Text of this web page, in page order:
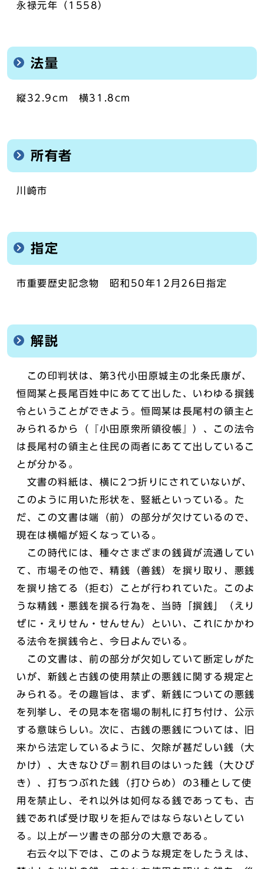
永禄元年（1558）
法量
縦32.9cm 横31.8cm
所有者
川崎市
指定
市重要歴史記念物 昭和50年12月26日指定
解説
この印判状は、第3代小田原城主の北条氏康が、
恒岡某と長尾百姓中にあてて出した、いわゆる撰銭
令ということができよう。恒岡某は長尾村の領主と
みられるから（『小田原衆所領役帳』）、この法令
は長尾村の領主と住民の両者にあてて出しているこ
とが分かる。
文書の料紙は、横に2つ折りにされていないが、
このように用いた形状を、竪紙といっている。た
だ、この文書は端（前）の部分が欠けているので、
現在は横幅が短くなっている。
この時代には、種々さまざまの銭貨が流通してい
て、市場その他で、精銭（善銭）を撰り取り、悪銭
を撰り捨てる（拒む）ことが行われていた。このよ
うな精銭・悪銭を撰る行為を、当時「撰銭」（えり
ぜに・えりせん・せんせん）といい、これにかかわ
る法令を撰銭令と、今日よんでいる。
この文書は、前の部分が欠如していて断定しがた
いが、新銭と古銭の使用禁止の悪銭に関する規定と
みられる。その趣旨は、まず、新銭についての悪銭
を列挙し、その見本を宿場の制札に打ち付け、公示
する意味らしい。次に、古銭の悪銭については、旧
来から法定しているように、欠除が甚だしい銭（大
かけ）、大きなひび＝割れ目のはいった銭（大ひび
き）、打ちつぶれた銭（打ひらめ）の3種として使
用を禁止し、それ以外は如何なる銭であっても、古
銭であれば受け取りを拒んではならないとしてい
る。以上が一ツ書きの部分の大意である。
右云々以下では、このような規定をしたうえは、